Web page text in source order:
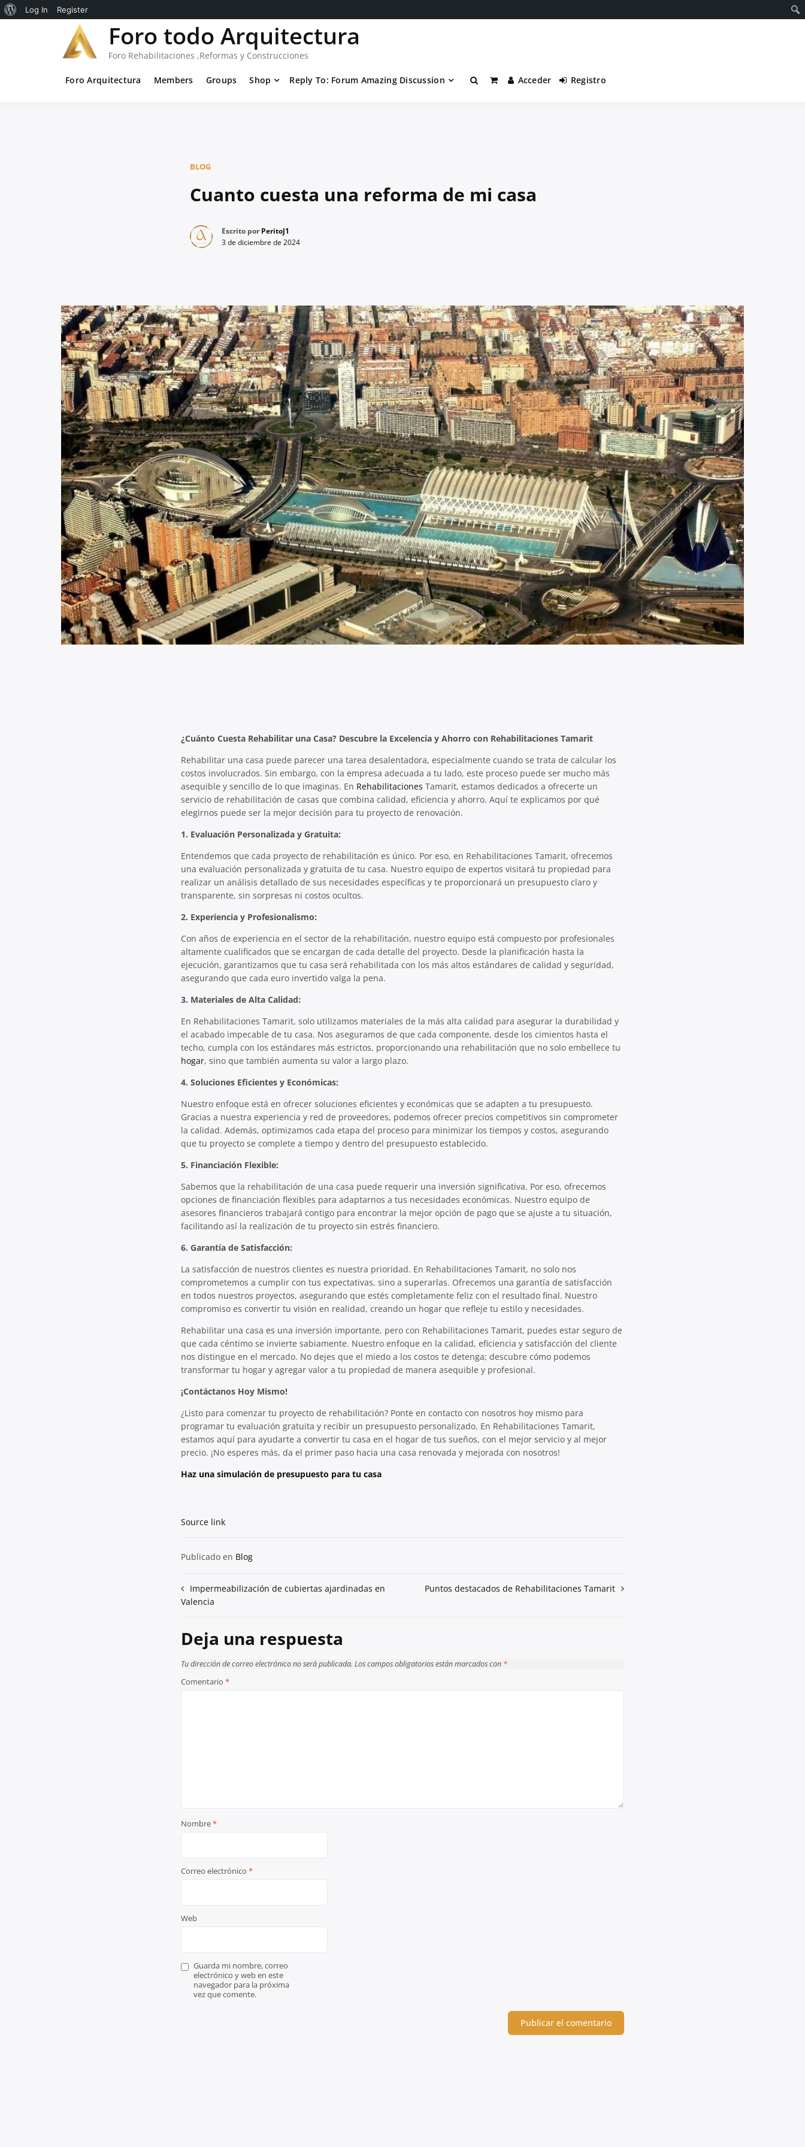
Foro todo Arquitectura
Foro Rehabilitaciones ,Reformas y Construcciones
Foro Arquitectura Members Groups Shop Reply To: Forum Amazing Discussion Acceder Registro
BLOG
Cuanto cuesta una reforma de mi casa
Escrito porPeritoJ1
3 de diciembre de 2024
¿Cuánto Cuesta Rehabilitar una Casa? Descubre la Excelencia y Ahorro con Rehabilitaciones Tamarit
Rehabilitar una casa puede parecer una tarea desalentadora, especialmente cuando se trata de calcular los
costos involucrados. Sin embargo, con la empresa adecuada a tu lado, este proceso puede ser mucho más
asequible y sencillo de lo que imaginas. En Rehabilitaciones Tamarit, estamos dedicados a ofrecerte un
servicio de rehabilitación de casas que combina calidad, eficiencia y ahorro. Aquí te explicamos por qué
elegirnos puede ser la mejor decisión para tu proyecto de renovación.
1. Evaluación Personalizada y Gratuita:
Entendemos que cada proyecto de rehabilitación es único. Por eso, en Rehabilitaciones Tamarit, ofrecemos
una evaluación personalizada y gratuita de tu casa. Nuestro equipo de expertos visitará tu propiedad para
realizar un análisis detallado de sus necesidades específicas y te proporcionará un presupuesto claro y
transparente, sin sorpresas ni costos ocultos.
2. Experiencia y Profesionalismo:
Con años de experiencia en el sector de la rehabilitación, nuestro equipo está compuesto por profesionales
altamente cualificados que se encargan de cada detalle del proyecto. Desde la planificación hasta la
ejecución, garantizamos que tu casa será rehabilitada con los más altos estándares de calidad y seguridad,
asegurando que cada euro invertido valga la pena.
3. Materiales de Alta Calidad:
En Rehabilitaciones Tamarit, solo utilizamos materiales de la más alta calidad para asegurar la durabilidad y
el acabado impecable de tu casa. Nos aseguramos de que cada componente, desde los cimientos hasta el
techo, cumpla con los estándares más estrictos, proporcionando una rehabilitación que no solo embellece tu
hogar, sino que también aumenta su valor a largo plazo.
4. Soluciones Eficientes y Económicas:
Nuestro enfoque está en ofrecer soluciones eficientes y económicas que se adapten a tu presupuesto.
Gracias a nuestra experiencia y red de proveedores, podemos ofrecer precios competitivos sin comprometer
la calidad. Además, optimizamos cada etapa del proceso para minimizar los tiempos y costos, asegurando
que tu proyecto se complete a tiempo y dentro del presupuesto establecido.
5. Financiación Flexible:
Sabemos que la rehabilitación de una casa puede requerir una inversión significativa. Por eso, ofrecemos
opciones de financiación flexibles para adaptarnos a tus necesidades económicas. Nuestro equipo de
asesores financieros trabajará contigo para encontrar la mejor opción de pago que se ajuste a tu situación,
facilitando así la realización de tu proyecto sin estrés financiero.
6. Garantía de Satisfacción:
La satisfacción de nuestros clientes es nuestra prioridad. En Rehabilitaciones Tamarit, no solo nos
comprometemos a cumplir con tus expectativas, sino a superarlas. Ofrecemos una garantía de satisfacción
en todos nuestros proyectos, asegurando que estés completamente feliz con el resultado final. Nuestro
compromiso es convertir tu visión en realidad, creando un hogar que refleje tu estilo y necesidades.
Rehabilitar una casa es una inversión importante, pero con Rehabilitaciones Tamarit, puedes estar seguro de
que cada céntimo se invierte sabiamente. Nuestro enfoque en la calidad, eficiencia y satisfacción del cliente
nos distingue en el mercado. No dejes que el miedo a los costos te detenga; descubre cómo podemos
transformar tu hogar y agregar valor a tu propiedad de manera asequible y profesional.
¡Contáctanos Hoy Mismo!
¿Listo para comenzar tu proyecto de rehabilitación? Ponte en contacto con nosotros hoy mismo para
programar tu evaluación gratuita y recibir un presupuesto personalizado. En Rehabilitaciones Tamarit,
estamos aquí para ayudarte a convertir tu casa en el hogar de tus sueños, con el mejor servicio y al mejor
precio. ¡No esperes más, da el primer paso hacia una casa renovada y mejorada con nosotros!
Haz una simulación de presupuesto para tu casa
Source link
Publicado en Blog
Navegación
de
entradas
Impermeabilización de cubiertas ajardinadas en
Valencia
Puntos destacados de Rehabilitaciones Tamarit
Deja una respuesta
Tu dirección de correo electrónico no será publicada. Los campos obligatorios están marcados con *
Comentario *
Nombre*
Correo electrónico *
Web
Guarda mi nombre, correo
electrónico y web en este
navegador para la próxima
vez que comente.
Acerca
Log In Register